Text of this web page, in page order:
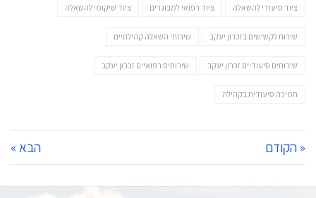
ציוד סיעודי להשאלה ציוד רפואי למבוגרים ציוד שיקומי להשאלה
שירות לקשישים בזכרון יעקב שירותי השאלה קהילתיים
שירותים סיעודיים זכרון יעקב שירותים רפואיים זכרון יעקב
תמיכה סיעודית בקהילה
« הקודם הבא »